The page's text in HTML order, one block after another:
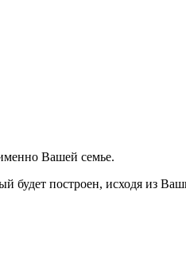
Вашей семье.
построен, исходя из